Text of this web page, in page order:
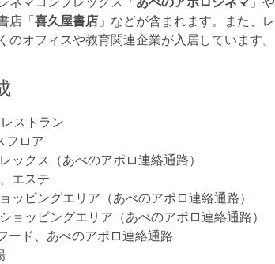
店「喜久屋書店 」などが含まれます。また、
のオフィスや教育関連企業が入居しています。
ストラン
フロア
ックス（あべのアポロ連絡通路）
エステ
ッピングエリア（あべのアポロ連絡通路）
ョッピングエリア（あべのアポロ連絡通路）
ード、あべのアポロ連絡通路